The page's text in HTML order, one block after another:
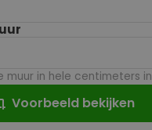
muur in hele centimeters in
Voorbeeld bekijken